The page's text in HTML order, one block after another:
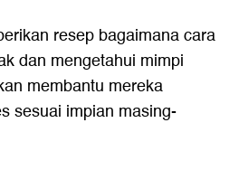
resep bagaimana cara
dan mengetahui mimpi
membantu mereka
sesuai impian masing-